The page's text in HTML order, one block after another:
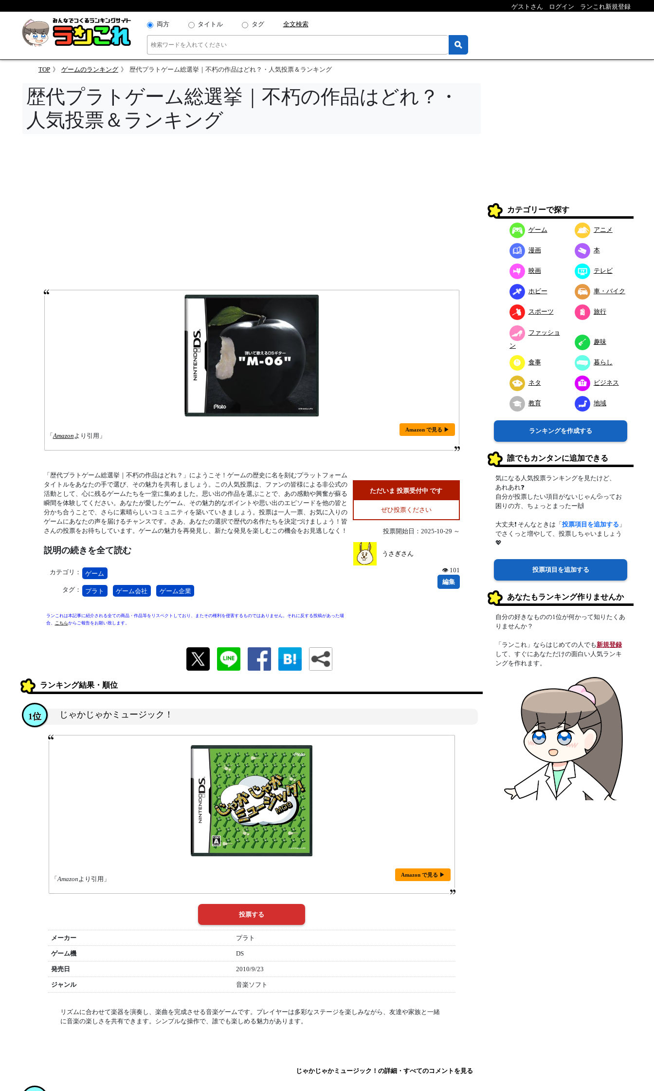
ゲストさん ログイン ランこれ新規登録
両方 タイトル タグ 全文検索
TOP ゲームのランキング 歴代プラトゲーム総選挙｜不朽の作品はどれ？・人気投票＆ランキング
歴代プラトゲーム総選挙｜不朽の作品はどれ？・
人気投票＆ランキング
「Amazonより引用」
Amazon で見る ▶
「歴代プラトゲーム総選挙｜不朽の作品はどれ？」にようこそ！ゲームの歴史に名を刻むプラットフォーム
タイトルをあなたの手で選び、その魅力を共有しましょう。この人気投票は、ファンの皆様による非公式の
活動として、心に残るゲームたちを一堂に集めました。思い出の作品を選ぶことで、あの感動や興奮が蘇る
瞬間を体験してください。あなたが愛したゲーム、その魅力的なポイントや思い出のエピソードを他の皆と
分かち合うことで、さらに素晴らしいコミュニティを築いていきましょう。投票は一人一票、お気に入りの
ゲームにあなたの声を届けるチャンスです。さあ、あなたの選択で歴代の名作たちを決定づけましょう！皆
さんの投票をお待ちしています。ゲームの魅力を再発見し、新たな発見を楽しむこの機会をお見逃しなく！
説明の続きを全て読む
カテゴリ： ゲーム
タグ： プラト ゲーム会社 ゲーム企業
ランこれは本記事に紹介される全ての商品・作品等をリスペクトしており、またその権利を侵害するものではありません。それに反する投稿があった場
合、
こちらからご報告をお願い致します。
ただいま 投票受付中 です
ぜひ投票ください
投票開始日：2025-10-29 ～
うさぎさん
👁 101
編集
ランキング結果・順位
じゃかじゃかミュージック！
1位
「Amazonより引用」
Amazon で見る ▶
メーカー プラト
ゲーム機 DS
発売日 2010/9/23
ジャンル 音楽ソフト
リズムに合わせて楽器を演奏し、楽曲を完成させる音楽ゲームです。プレイヤーは多彩なステージを楽しみながら、友達や家族と一緒
に音楽の楽しさを共有できます。シンプルな操作で、誰でも楽しめる魅力があります。
じゃかじゃかミュージック！の詳細・すべてのコメントを見る
カテゴリーで探す
ゲーム アニメ
漫画 本
映画 テレビ
ホビー 車・バイク
スポーツ 旅行
ファッショ
ン
趣味
食事 暮らし
ネタ ビジネス
教育 地域
ランキングを作成する
誰でもカンタンに追加できる
気になる人気投票ランキングを見たけど、
あれあれ❓
自分が投票したい項目がないじゃん💦ってお
困りの方、ちょっとまったー🙌
大丈夫❗ そんなときは「投票項目を追加する 」
でさくっと増やして、投票しちゃいましょう
💖
投票項目を追加する
あなたもランキング作りませんか
自分の好きなものの1位が何かって知りたくあ
りませんか？
「ランこれ」ならはじめての人でも新規登録
して、すぐにあなただけの面白い人気ランキ
ングを作れます。